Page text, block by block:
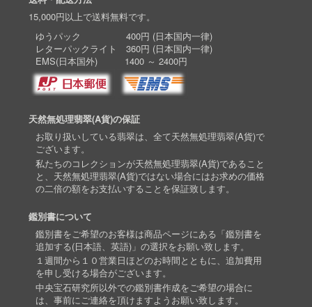
15,000円以上で送料無料です。
ゆうパック 400円 (日本国内一律)
レターパックライト 360円 (日本国内一律)
EMS(日本国外) 1400 ～ 2400円
天然無処理翡翠(A貨)の保証
お取り扱いしている翡翠は、全て天然無処理翡翠(A貨)で
ございます。
私たちのコレクションが天然無処理翡翠(A貨)であること
と、天然無処理翡翠(A貨)ではない場合にはお求めの価格
の二倍の額をお支払いすることを保証致します。
鑑別書について
鑑別書をご希望のお客様は商品ページにある「鑑別書を
追加する(日本語、英語)」の選択をお願い致します。
１週間から１０営業日ほどのお時間とともに、追加費用
を申し受ける場合がございます。
中央宝石研究所以外での鑑別書作成をご希望の場合に
は、事前にご連絡を頂けますようお願い致します。